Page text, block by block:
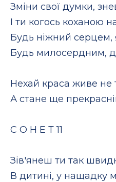
Зміни свої думки,
І ти когось коханою
Будь ніжний серцем,
Будь милосердним,
Нехай краса живе не
А стане ще
С О Н Е Т 11
Зів'янеш ти так
В дитині, у нащадку